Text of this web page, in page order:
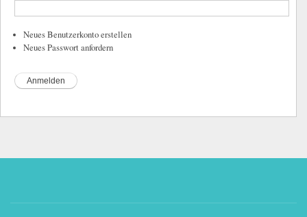
Neues Benutzerkonto erstellen
Neues Passwort anfordern